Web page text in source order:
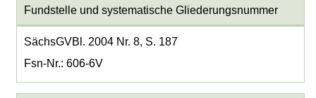
Fundstelle und systematische Gliederungsnummer
SächsGVBl. 2004 Nr. 8, S. 187
Fsn-Nr.: 606-6V